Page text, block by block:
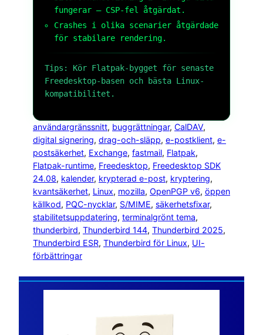
fungerar – CSP-fel åtgärdat.
Crashes i olika scenarier åtgärdade
för stabilare rendering.
Tips: Kör Flatpak-bygget för senaste
Freedesktop-basen och bästa Linux-
kompatibilitet.
användargränssnitt, buggrättningar, CalDAV
digital signering, drag-och-släpp, e-postklient, e-
postsäkerhet, Exchange, fastmail, Flatpak
Flatpak-runtime, Freedesktop, Freedesktop SDK
24.08, kalender, krypterad e-post, kryptering
kvantsäkerhet, Linux, mozilla, OpenPGP v6, öppen
källkod, PQC-nycklar, S/MIME, säkerhetsfixar
stabilitetsuppdatering, terminalgrönt tema
thunderbird, Thunderbird 144, Thunderbird 2025
Thunderbird ESR, Thunderbird för Linux, UI-
förbättringar